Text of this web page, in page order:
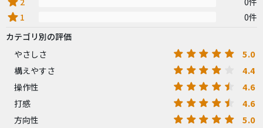
star 1
0件
カテゴリ別の評価
やさしさ
5.0
構えやすさ 4.4
操作性 4.6
打感 4.6
方向性 5.0